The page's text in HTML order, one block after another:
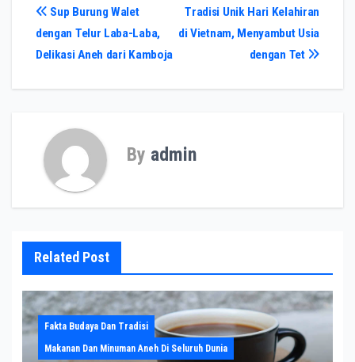
Post
navigation
Tradisi Unik Hari Kelahiran
di Vietnam, Menyambut Usia
dengan Tet
Sup Burung Walet
dengan Telur Laba-Laba,
Delikasi Aneh dari Kamboja
By admin
Related Post
Fakta Budaya Dan Tradisi
Makanan Dan Minuman Aneh Di Seluruh Dunia